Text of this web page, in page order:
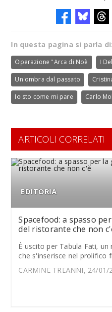
In questa pagina si parla di:
Operazione "Arca di Noè I
Un'ombra dal passato
Io sto come mi pare Carlo
ARTICOLI CORRELATI
EDITORIA
Spacefood: a spasso
del ristorante che non
È uscito per Tabula Fati,
che s'inserisce nel prolifico
CARMINE TREANNI, 24/01/